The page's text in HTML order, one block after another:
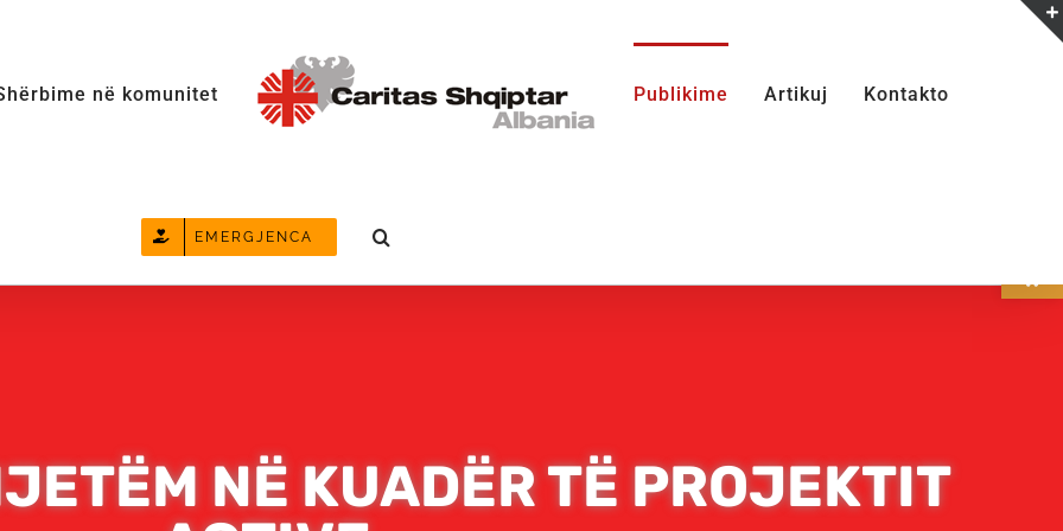
në komunitet Publikime Artikuj Kontakto
EMERGJENCA
NË KUADËR TË PROJEKTIT